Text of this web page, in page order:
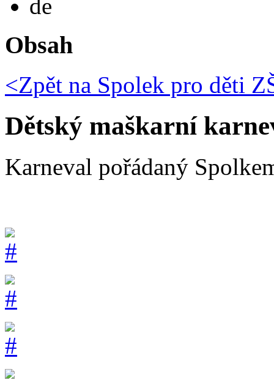
de
Obsah
<Zpět na Spolek pro děti
Dětský maškarní
Karneval pořádaný